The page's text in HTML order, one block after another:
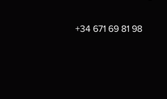
+34 671 69 81 98